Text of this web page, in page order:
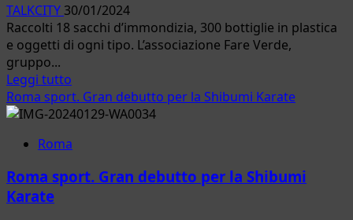
Lazio
TALKCITY 30/01/2024
Raccolti 18 sacchi d’immondizia, 300 bottiglie in plastica
e oggetti di ogni tipo. L’associazione Fare Verde,
gruppo...
Leggi tutto
di
più
Tarquinia.
Verde:
Roma sport. Gran debutto per la Shibumi Karate
Roma
Roma sport. Gran debutto per la Shibumi
Karate